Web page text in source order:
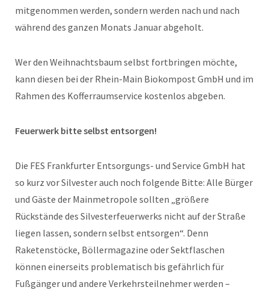
mitgenommen werden, sondern werden nach und nach
während des ganzen Monats Januar abgeholt.
Wer den Weihnachtsbaum selbst fortbringen möchte,
kann diesen bei der Rhein-Main Biokompost GmbH und im
Rahmen des Kofferraumservice kostenlos abgeben.
Feuerwerk bitte selbst entsorgen!
Die FES Frankfurter Entsorgungs- und Service GmbH hat
so kurz vor Silvester auch noch folgende Bitte: Alle Bürger
und Gäste der Mainmetropole sollten „größere
Rückstände des Silvesterfeuerwerks nicht auf der Straße
liegen lassen, sondern selbst entsorgen“. Denn
Raketenstöcke, Böllermagazine oder Sektflaschen
können einerseits problematisch bis gefährlich für
Fußgänger und andere Verkehrsteilnehmer werden –